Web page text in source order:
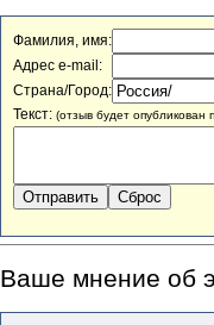
Фамилия, имя:
Адрес e-mail:
Страна/Город:
Текст: (отзыв будет опубликован
Ваше мнение об